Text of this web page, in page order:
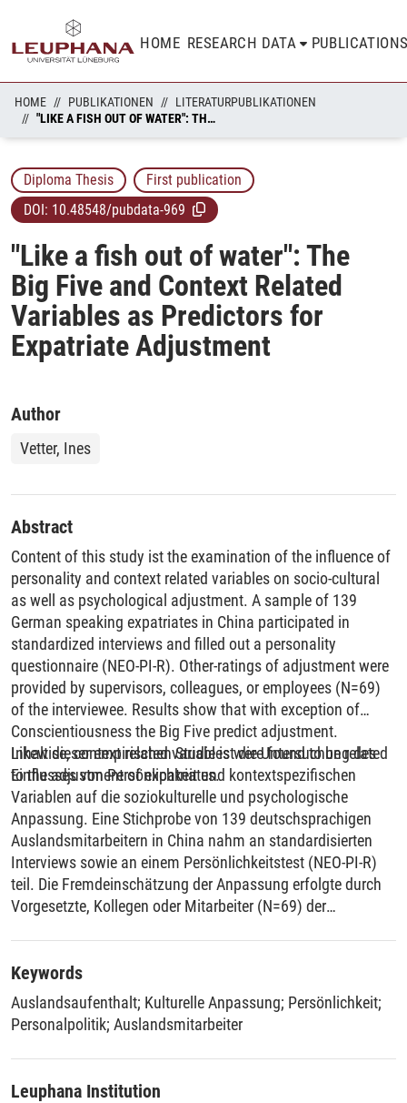
HOME RESEARCH DATA
HOME PUBLIKATIONEN
LITERATURPUBLIKATIONEN
"LIKE A FISH OUT OF WATER": THE BIG FIVE AND CONTEXT RELATED VARIABLES AS PREDICTORS FOR EXPATRIATE ADJUSTMENT
Diploma Thesis
First publication
DOI: 10.48548/pubdata-969
"Like a fish out of water": The
Big Five and Context Related
Variables as Predictors for
Expatriate Adjustment
Author
Vetter, Ines
Abstract
Content of this study ist the examination of the influence of
personality and context related variables on socio-cultural
as well as psychological adjustment. A sample of 139
German speaking expatriates in China participated in
standardized interviews and filled out a personality
questionnaire (NEO-PI-R). Other-ratings of adjustment were
provided by supervisors, colleagues, or employees (N=69)
of the interviewee. Results show that with exception of
Conscientiousness the Big Five predict adjustment.
Likewise, context related variables were found to be related
to the adjustment of expatriates.
Inhalt dieser empirischen Studie ist die Untersuchung des
Einflusses von Persönlichkeit und kontextspezifischen
Variablen auf die soziokulturelle und psychologische
Anpassung. Eine Stichprobe von 139 deutschsprachigen
Auslandsmitarbeitern in China nahm an standardisierten
Interviews sowie an einem Persönlichkeitstest (NEO-PI-R)
teil. Die Fremdeinschätzung der Anpassung erfolgte durch
Vorgesetzte, Kollegen oder Mitarbeiter (N=69) der
vorhersagen können. Ebenfalls ziegen kontextspezifische
Variablen einen Einfluss auf die Anpassung der
Auslandsmitarbeiter.
Keywords
Auslandsaufenthalt; Kulturelle Anpassung; Persönlichkeit;
Personalpolitik; Auslandsmitarbeiter
Leuphana Institution